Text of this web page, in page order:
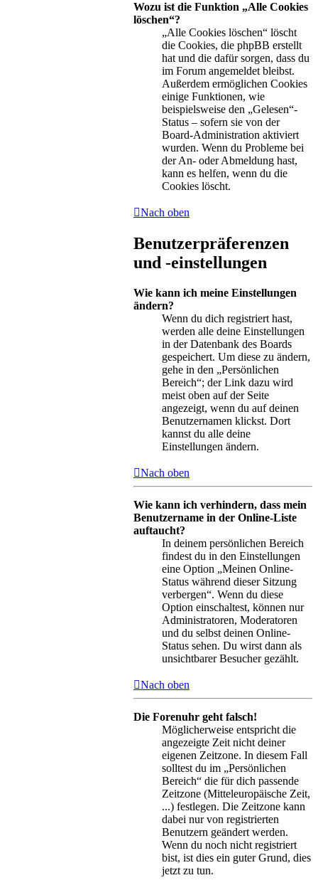
Wozu ist die Funktion „Alle Cookies
löschen“?
„Alle Cookies löschen“ löscht
die Cookies, die phpBB erstellt
hat und die dafür sorgen, dass du
im Forum angemeldet bleibst.
Außerdem ermöglichen Cookies
einige Funktionen, wie
beispielsweise den „Gelesen“-
Status – sofern sie von der
Board-Administration aktiviert
wurden. Wenn du Probleme bei
der An- oder Abmeldung hast,
kann es helfen, wenn du die
Cookies löscht.
Nach oben
Benutzerpräferenzen
und -einstellungen
Wie kann ich meine Einstellungen
ändern?
Wenn du dich registriert hast,
werden alle deine Einstellungen
in der Datenbank des Boards
gespeichert. Um diese zu ändern,
gehe in den „Persönlichen
Bereich“; der Link dazu wird
meist oben auf der Seite
angezeigt, wenn du auf deinen
Benutzernamen klickst. Dort
kannst du alle deine
Einstellungen ändern.
Nach oben
Wie kann ich verhindern, dass mein
Benutzername in der Online-Liste
auftaucht?
In deinem persönlichen Bereich
findest du in den Einstellungen
eine Option „Meinen Online-
Status während dieser Sitzung
verbergen“. Wenn du diese
Option einschaltest, können nur
Administratoren, Moderatoren
und du selbst deinen Online-
Status sehen. Du wirst dann als
unsichtbarer Besucher gezählt.
Nach oben
Die Forenuhr geht falsch!
Möglicherweise entspricht die
angezeigte Zeit nicht deiner
eigenen Zeitzone. In diesem Fall
solltest du im „Persönlichen
Bereich“ die für dich passende
Zeitzone (Mitteleuropäische Zeit,
...) festlegen. Die Zeitzone kann
dabei nur von registrierten
Benutzern geändert werden.
Wenn du noch nicht registriert
bist, ist dies ein guter Grund, dies
jetzt zu tun.